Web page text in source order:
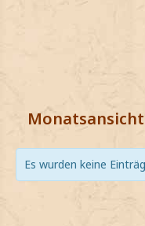
Jetzt
Monatsansicht
Es wurden keine